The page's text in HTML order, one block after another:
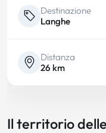
Destinazione
Langhe
Distanza
26 km
Il territorio